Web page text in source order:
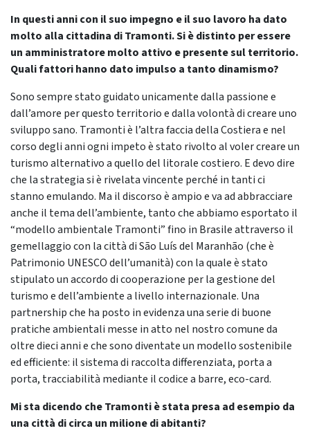
In questi anni con il suo impegno e il suo lavoro ha dato
molto alla cittadina di Tramonti. Si è distinto per essere
un amministratore molto attivo e presente sul territorio.
Quali fattori hanno dato impulso a tanto dinamismo?
Sono sempre stato guidato unicamente dalla passione e
dall’amore per questo territorio e dalla volontà di creare uno
sviluppo sano. Tramonti è l’altra faccia della Costiera e nel
corso degli anni ogni impeto è stato rivolto al voler creare un
turismo alternativo a quello del litorale costiero. E devo dire
che la strategia si è rivelata vincente perché in tanti ci
stanno emulando. Ma il discorso è ampio e va ad abbracciare
anche il tema dell’ambiente, tanto che abbiamo esportato il
“modello ambientale Tramonti” fino in Brasile attraverso il
gemellaggio con la città di São Luís del Maranhão (che è
Patrimonio UNESCO dell’umanità) con la quale è stato
stipulato un accordo di cooperazione per la gestione del
turismo e dell’ambiente a livello internazionale. Una
partnership che ha posto in evidenza una serie di buone
pratiche ambientali messe in atto nel nostro comune da
oltre dieci anni e che sono diventate un modello sostenibile
ed efficiente: il sistema di raccolta differenziata, porta a
porta, tracciabilità mediante il codice a barre, eco-card.
Mi sta dicendo che Tramonti è stata presa ad esempio da
una città di circa un milione di abitanti?